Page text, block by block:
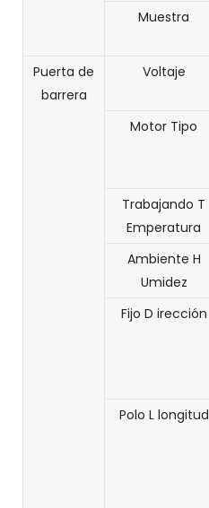
Muestra
Puerta de
barrera
Voltaje
Motor Tipo
Trabajando T
Emperatura
Ambiente H
Umidez
Fijo D irección
Polo Llongitud